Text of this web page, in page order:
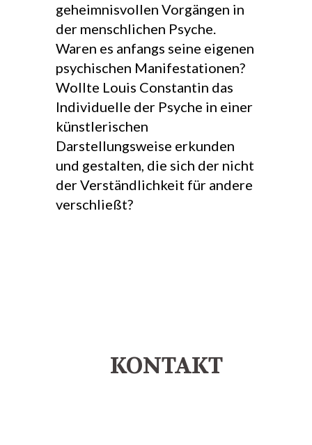
geheimnisvollen Vorgängen in
der menschlichen Psyche.
Waren es anfangs seine eigenen
psychischen Manifestationen?
Wollte Louis Constantin das
Individuelle der Psyche in einer
künstlerischen
Darstellungsweise erkunden
und gestalten, die sich der nicht
der Verständlichkeit für andere
verschließt?
KONTAKT